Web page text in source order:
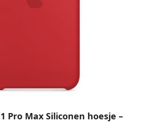
Pro Max Siliconen hoesje –